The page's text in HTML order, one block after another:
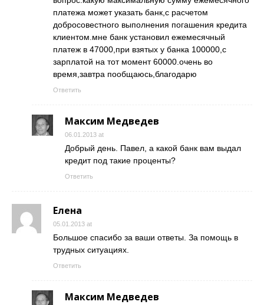
платежа может указать банк,с расчетом
добросовестного выполнения погашения кредита
клиентом.мне банк установил ежемесячный
платеж в 47000,при взятых у банка 100000,с
зарплатой на тот момент 60000.очень во
время,завтра пообщаюсь,благодарю
Ответить
Максим Медведев
06.01.2013 at
Добрый день. Павел, а какой банк вам выдал
кредит под такие проценты?
Ответить
Елена
05.01.2013 at
Большое спасибо за ваши ответы. За помощь в
трудных ситуациях.
Ответить
Максим Медведев